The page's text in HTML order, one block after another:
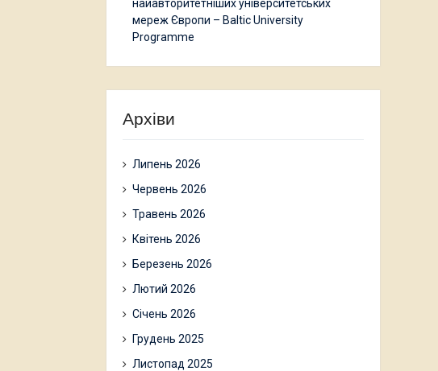
найавторитетніших університетських
мереж Європи – Baltic University
Programme
Архіви
Липень 2026
Червень 2026
Травень 2026
Квітень 2026
Березень 2026
Лютий 2026
Січень 2026
Грудень 2025
Листопад 2025